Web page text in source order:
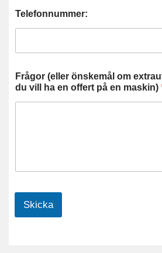
Telefonnummer:
Frågor (eller önskemål om
du vill ha en offert på en maskin)
Skicka